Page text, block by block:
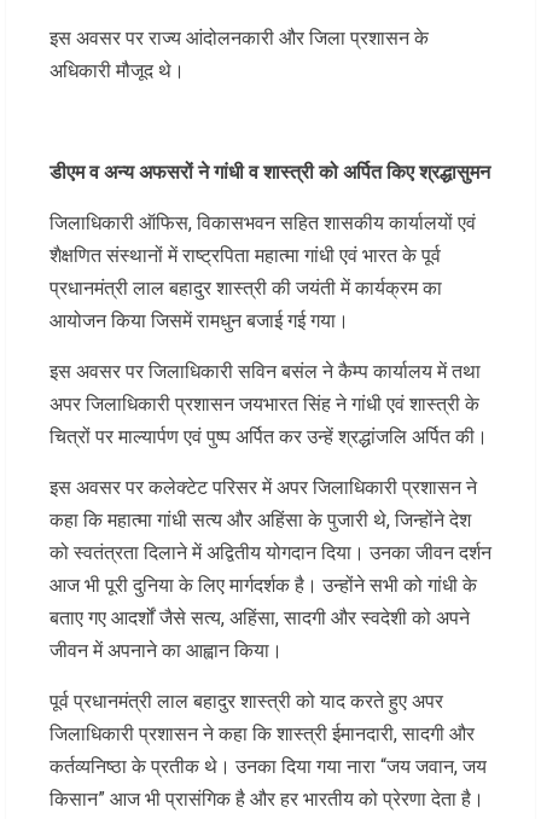
इस अवसर पर राज्य आंदोलनकारी और जिला प्रशासन के
अधिकारी मौजूद थे।
डीएम व अन्य अफसरों ने गांधी व शास्त्री को अर्पित किए श्रद्धासुमन
जिलाधिकारी ऑफिस, विकासभवन सहित शासकीय कार्यालयों एवं
शैक्षणित संस्थानों में राष्ट्रपिता महात्मा गांधी एवं भारत के पूर्व
प्रधानमंत्री लाल बहादुर शास्त्री की जयंती में कार्यक्रम का
आयोजन किया जिसमें रामधुन बजाई गई गया।
इस अवसर पर जिलाधिकारी सविन बसंल ने कैम्प कार्यालय में तथा
अपर जिलाधिकारी प्रशासन जयभारत सिंह ने गांधी एवं शास्त्री के
चित्रों पर माल्यार्पण एवं पुष्प अर्पित कर उन्हें श्रद्धांजलि अर्पित की।
इस अवसर पर कलेक्टेट परिसर में अपर जिलाधिकारी प्रशासन ने
कहा कि महात्मा गांधी सत्य और अहिंसा के पुजारी थे, जिन्होंने देश
को स्वतंत्रता दिलाने में अद्वितीय योगदान दिया। उनका जीवन दर्शन
आज भी पूरी दुनिया के लिए मार्गदर्शक है। उन्होंने सभी को गांधी के
बताए गए आदर्शों जैसे सत्य, अहिंसा, सादगी और स्वदेशी को अपने
जीवन में अपनाने का आह्वान किया।
पूर्व प्रधानमंत्री लाल बहादुर शास्त्री को याद करते हुए अपर
जिलाधिकारी प्रशासन ने कहा कि शास्त्री ईमानदारी, सादगी और
कर्तव्यनिष्ठा के प्रतीक थे। उनका दिया गया नारा “जय जवान, जय
किसान” आज भी प्रासंगिक है और हर भारतीय को प्रेरणा देता है।